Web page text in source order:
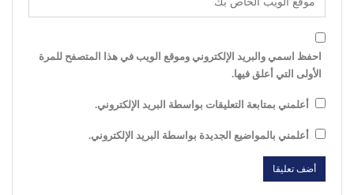
احفظ اسمي والبريد الإلكتروني وموقع الويب في هذا المتصفح للمرة
الأولى التي أعلق فيها.
أعلمني بمتابعة التعليقات بواسطة البريد الإلكتروني.
أعلمني بالمواضيع الجديدة بواسطة البريد الإلكتروني.